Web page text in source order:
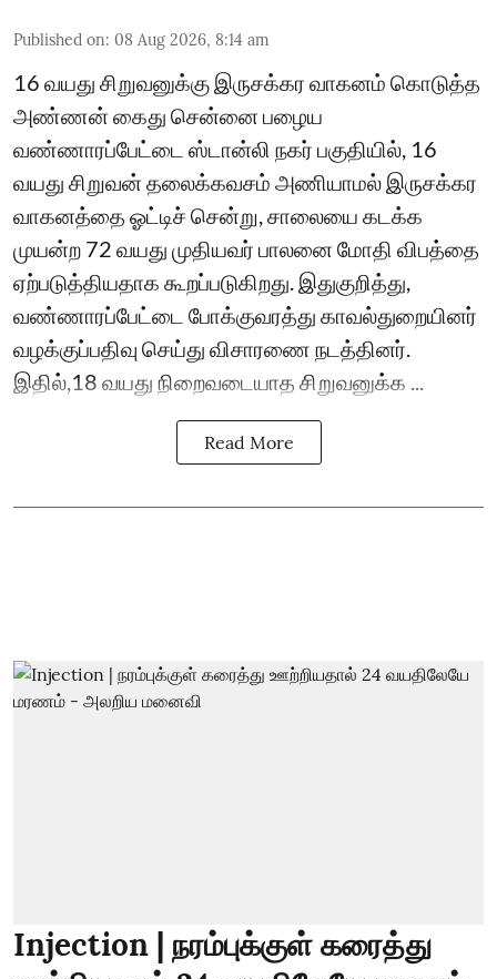
Published on: 08 Aug 2026, 8:14 am
16 வயது சிறுவனுக்கு இருசக்கர வாகனம் கொடுத்த
அண்ணன் கைது சென்னை பழைய
வண்ணாரப்பேட்டை ஸ்டான்லி நகர் பகுதியில், 16
வயது சிறுவன் தலைக்கவசம் அணியாமல் இருசக்கர
வாகனத்தை ஓட்டிச் சென்று, சாலையை கடக்க
முயன்ற 72 வயது முதியவர் பாலனை மோதி விபத்தை
ஏற்படுத்தியதாக கூறப்படுகிறது. இதுகுறித்து,
வண்ணாரப்பேட்டை போக்குவரத்து காவல்துறையினர்
வழக்குப்பதிவு செய்து விசாரணை நடத்தினர்.
இதில்,18 வயது நிறைவடையாத சிறுவனுக்க ...
Read More
Injection | நரம்புக்குள் கரைத்து